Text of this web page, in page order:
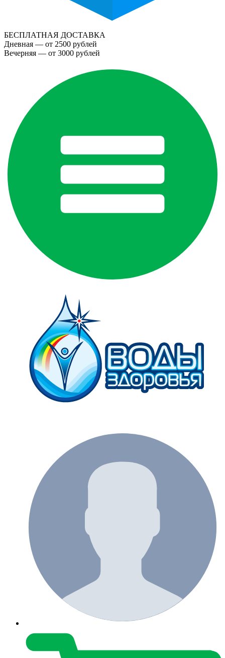
БЕСПЛАТНАЯ ДОСТАВКА
Дневная — от 2500 рублей
Вечерняя — от 3000 рублей